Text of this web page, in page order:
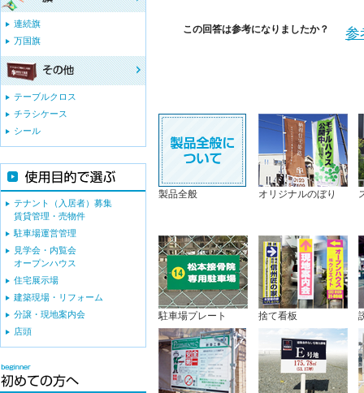
この回答は参考になりましたか？ 参
製品全般 オリジナルのぼり
駐車場プレート 捨て看板
連続旗
万国旗
テーブルクロス
チラシケース
シール
テナント（入居者）募集
賃貸管理・売物件
駐車場運営管理
見学会・内覧会
オープンハウス
住宅展示場
建築現場・リフォーム
分譲・現地案内会
店頭